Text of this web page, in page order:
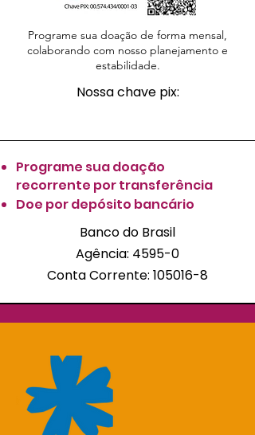
Programe sua doação de forma mensal,
colaborando com nosso planejamento e
estabilidade.
Nossa chave pix:
Programe sua doação
recorrente por transferência
Doe por depósito bancário
Banco do Brasil
Agência: 4595-0
Conta Corrente: 105016-8